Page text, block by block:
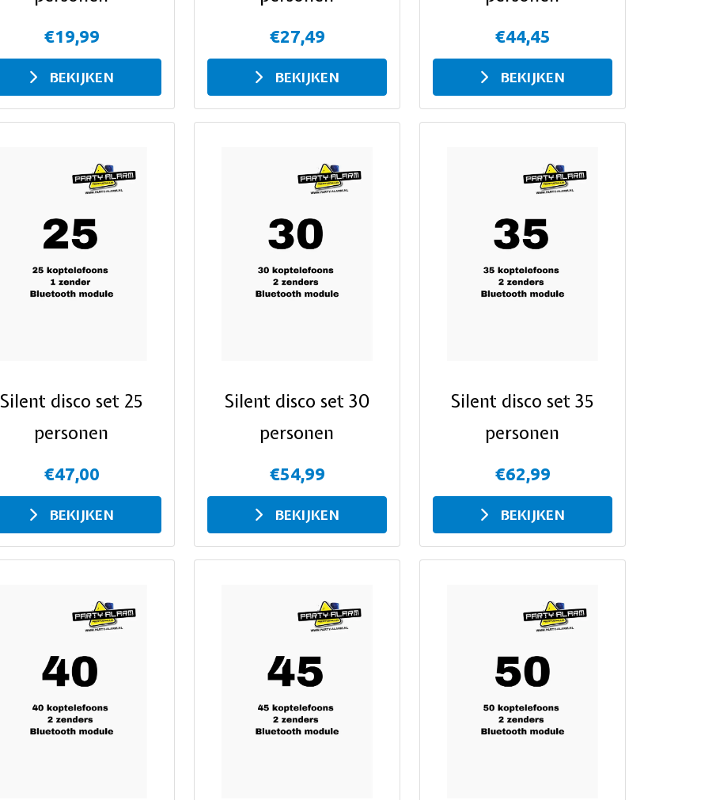
€19,99
BEKIJKEN
€27,49
BEKIJKEN
€44,45
BEKIJKEN
Silent disco set 25
personen
€47,00
BEKIJKEN
Silent disco set 30
personen
€54,99
BEKIJKEN
Silent disco set 35
personen
€62,99
BEKIJKEN